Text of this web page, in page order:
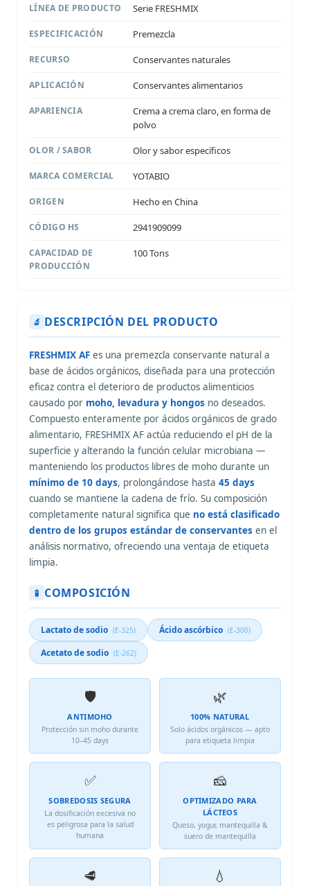
LÍNEA DE PRODUCTO Serie FRESHMIX
ESPECIFICACIÓN Premezcla
RECURSO Conservantes naturales
APLICACIÓN Conservantes alimentarios
APARIENCIA
Crema a crema claro, en forma de
polvo
OLOR / SABOR Olor y sabor específicos
MARCA COMERCIAL YOTABIO
ORIGEN Hecho en China
CÓDIGO HS 2941909099
CAPACIDAD DE
PRODUCCIÓN
100 Tons
🔬 DESCRIPCIÓN DEL PRODUCTO
FRESHMIX AF es una premezcla conservante natural a
base de ácidos orgánicos, diseñada para una protección
eficaz contra el deterioro de productos alimenticios
causado por moho, levadura y hongos no deseados.
Compuesto enteramente por ácidos orgánicos de grado
alimentario, FRESHMIX AF actúa reduciendo el pH de la
superficie y alterando la función celular microbiana —
manteniendo los productos libres de moho durante un
mínimo de 10 days, prolongándose hasta45 days
cuando se mantiene la cadena de frío. Su composición
completamente natural significa que no está clasificado
dentro de los grupos estándar de conservantes en el
análisis normativo, ofreciendo una ventaja de etiqueta
limpia.
🧪 COMPOSICIÓN
Lactato de sodio (E-325) Ácido ascórbico (E-300)
Acetato de sodio (E-262)
🛡️
ANTIMOHO
Protección sin moho durante
10–45 days
🌿
100% NATURAL
Solo ácidos orgánicos — apto
para etiqueta limpia
✅
SOBREDOSIS SEGURA
La dosificación excesiva no
es peligrosa para la salud
humana
🧀
OPTIMIZADO PARA
LÁCTEOS
Queso, yogur, mantequilla &
suero de mantequilla
🥩 💧